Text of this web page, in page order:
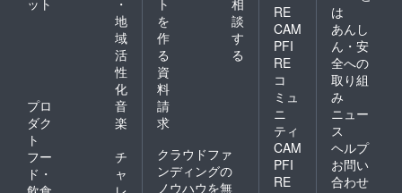
地
域
活
性
化
プロ
ダク
ト
音
楽
フー
ド・
チ
ャ
を
作
る
談
す
る
資
料
請
求
クラウドファ
ンディングの
ノウハウを無
RE
CAM
PFI
RE
コ
ミュ
ニ
ティ
CAM
PFI
RE
は
あんし
ん・安
全への
取り組
み
ニュー
ス
ヘルプ
お問い
合わせ